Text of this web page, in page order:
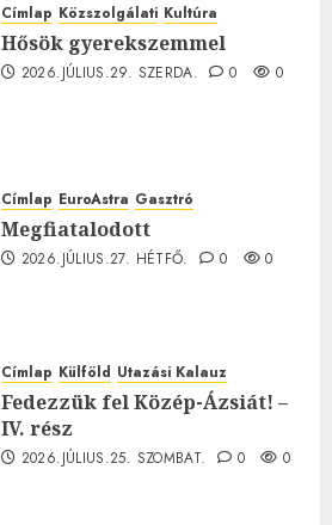
Címlap Közszolgálati Kultúra
Hősök gyerekszemmel
2026.JÚLIUS.29. SZERDA. 0 0
Címlap EuroAstra Gasztró
Megfiatalodott
2026.JÚLIUS.27. HÉTFŐ. 0 0
Címlap Külföld Utazási Kalauz
Fedezzük fel Közép-Ázsiát! –
IV. rész
2026.JÚLIUS.25. SZOMBAT. 0 0